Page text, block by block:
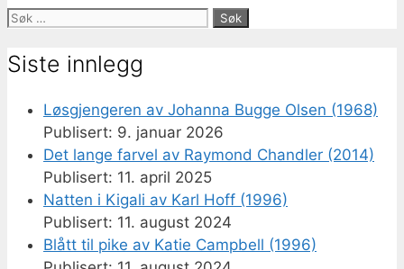
Søk
Siste innlegg
Løsgjengeren av Johanna Bugge Olsen (1968)
9. januar 2026
Det lange farvel av Raymond Chandler (2014)
11. april 2025
Natten i Kigali av Karl Hoff (1996)
11. august 2024
Blått til pike av Katie Campbell (1996)